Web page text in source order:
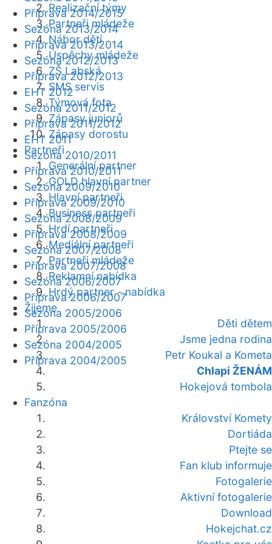
Realizační týmy
Partneři mládeže
Nábor dětí
Úspěchy mládeže
ZŠ Labská
SMS servis
Týmová fota
Zápasy juniorů
Zápasy dorostu
Partneři
Generální partner
GOLD hlavní partner
Hlavní partneři
Business partneři
Hrdí partneři
Mediální partneři
Partneři mládeže
Reklamní nabídka
Hrdý partner - nabídka
Žijeme
Děti dětem
Jsme jedna rodina
Petr Koukal a Kometa
Chlapi ŽENÁM
Hokejová tombola
Fanzóna
Království Komety
Dortiáda
Ptejte se
Fan klub informuje
Fotogalerie
Aktivní fotogalerie
Download
Hokejchat.cz
Příprava 2014/2015
Sezóna 2013/2014
Příprava 2013/2014
Sezóna 2012/2013
Příprava 2012/2013
EHT 2012
Sezóna 2011/2012
Příprava 2011/2012
EHT 2011
Sezóna 2010/2011
Příprava 2010/2011
Sezóna 2009/2010
Příprava 2009/2010
Sezóna 2008/2009
Příprava 2008/2009
Sezóna 2007/2008
Příprava 2007/2008
Sezóna 2006/2007
Příprava 2006/2007
Sezóna 2005/2006
Příprava 2005/2006
Sezóna 2004/2005
Příprava 2004/2005